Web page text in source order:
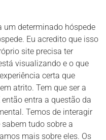
um determinado hóspede
Eu acredito que isso
site precisa ter
visualizando e o que
certa que
atrito. Tem que ser a
entra a questão da
Temos de interagir
tudo sobre a
mais sobre eles. Os